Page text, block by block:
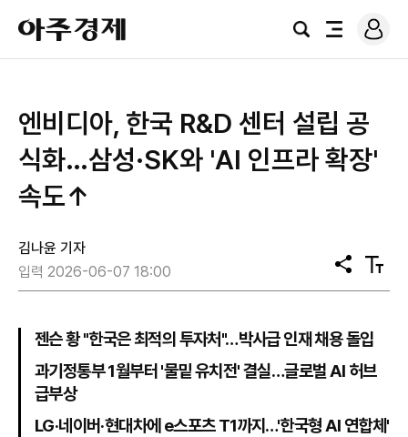
아
주
경
검
전
로
그
엔비디아, 한국 R&D 센터 설립 공
식화…삼성·SK와 'AI 인프라 확장'
속도↑
김나윤 기자
입력 2026-06-07 18:00
공
유
텍
스
젠슨 황 "한국은 최적의 투자처"…박사급 인재 채용 돌입
과기정통부 1월부터 '물밑 유치전' 결실…글로벌 AI 허브
급부상
LG·네이버·현대차에 e스포츠 T1까지…'한국형 AI 연합체'